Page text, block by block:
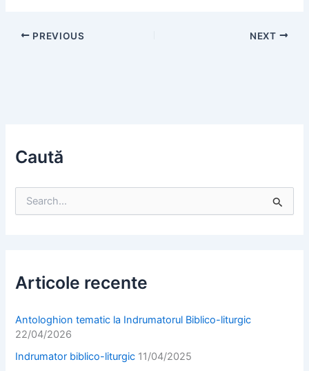
PREVIOUS NEXT
Caută
o
:
Articole recente
Antologhion tematic la Indrumatorul Biblico-liturgic
22/04/2026
Indrumator biblico-liturgic 11/04/2025